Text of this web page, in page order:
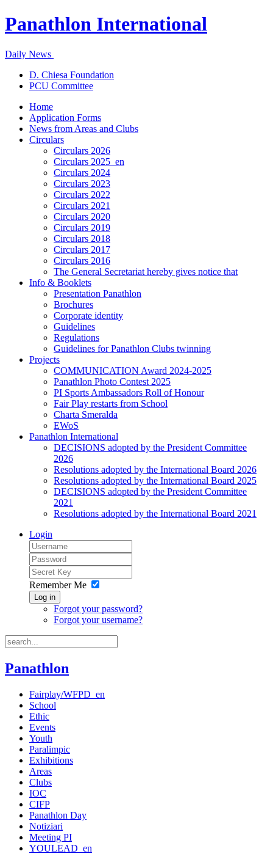
Panathlon International
Daily News
D. Chiesa Foundation
PCU Committee
Home
Application Forms
News from Areas and Clubs
Circulars
Circulars 2026
Circulars 2025_en
Circulars 2024
Circulars 2023
Circulars 2022
Circulars 2021
Circulars 2020
Circulars 2019
Circulars 2018
Circulars 2017
Circulars 2016
The General Secretariat hereby gives notice that
Info & Booklets
Presentation Panathlon
Brochures
Corporate identity
Guidelines
Regulations
Guidelines for Panathlon Clubs twinning
Projects
COMMUNICATION Award 2024-2025
Panathlon Photo Contest 2025
PI Sports Ambassadors Roll of Honour
Fair Play restarts from School
Charta Smeralda
EWoS
Panathlon International
DECISIONS adopted by the President Committee
2026
Resolutions adopted by the International Board 2026
Resolutions adopted by the International Board 2025
DECISIONS adopted by the President Committee
2021
Resolutions adopted by the International Board 2021
Login
Remember Me
Log in
Forgot your password?
Forgot your username?
Panathlon
Fairplay/WFPD_en
School
Ethic
Events
Youth
Paralimpic
Exhibitions
Areas
Clubs
IOC
CIFP
Panathlon Day
Notiziari
Meeting PI
YOULEAD_en